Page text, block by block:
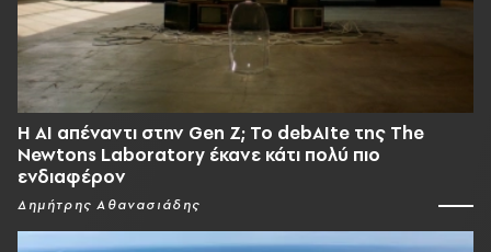
Η AI απέναντι στην Gen Z; Το debAIte της The
Newtons Laboratory έκανε κάτι πολύ πιο
ενδιαφέρον
Δημήτρης Αθανασιάδης